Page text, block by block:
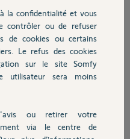
de discussion
inverser la battée sur le
la confidentialité et vous
contrôler ou de refuser
de cookies ou certains
Le refus des cookies
sur le site Somfy
utilisateur sera moins
ou retirer votre
via le centre de